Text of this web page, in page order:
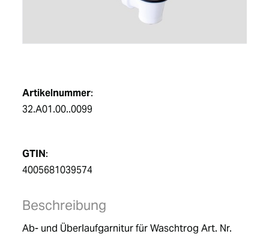
Artikelnummer:
32.A01.00..0099
GTIN:
4005681039574
Beschreibung
Ab- und Überlaufgarnitur für Waschtrog Art. Nr.